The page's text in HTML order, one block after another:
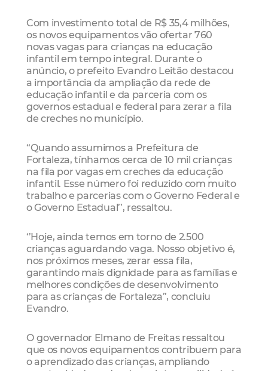
Com investimento total de R$ 35,4 milhões,
os novos equipamentos vão ofertar 760
novas vagas para crianças na educação
infantil em tempo integral. Durante o
anúncio, o prefeito Evandro Leitão destacou
a importância da ampliação da rede de
educação infantil e da parceria com os
governos estadual e federal para zerar a fila
de creches no município.
“Quando assumimos a Prefeitura de
Fortaleza, tínhamos cerca de 10 mil crianças
na fila por vagas em creches da educação
infantil. Esse número foi reduzido com muito
trabalho e parcerias com o Governo Federal e
o Governo Estadual’’, ressaltou.
‘’Hoje, ainda temos em torno de 2.500
crianças aguardando vaga. Nosso objetivo é,
nos próximos meses, zerar essa fila,
garantindo mais dignidade para as famílias e
melhores condições de desenvolvimento
para as crianças de Fortaleza”, concluiu
Evandro.
O governador Elmano de Freitas ressaltou
que os novos equipamentos contribuem para
o aprendizado das crianças, ampliando